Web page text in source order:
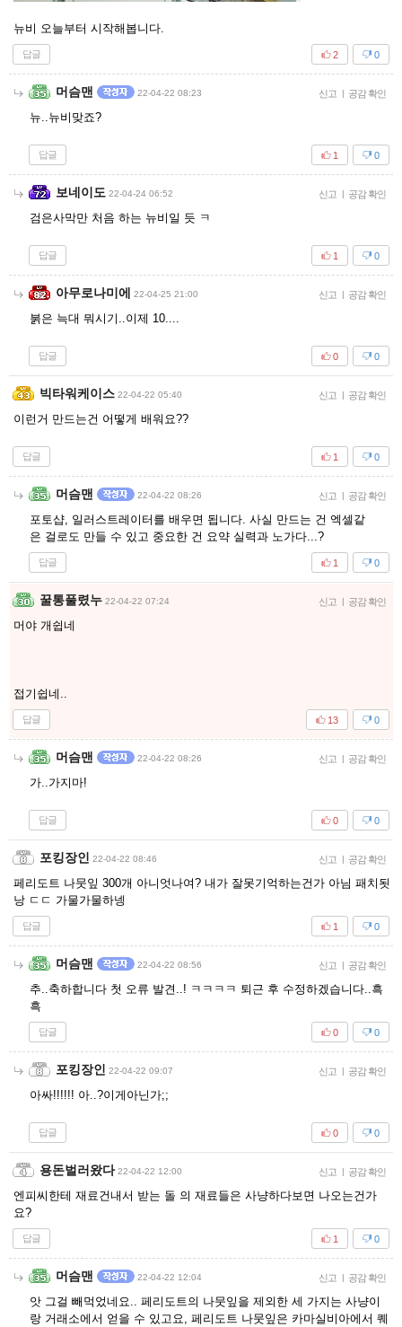
뉴비 오늘부터 시작해봅니다.
답글 0
2
머슴맨 22-04-22 08:23 신고 공감 확인
뉴..뉴비맞죠?
답글 0
1
보네이도 22-04-24 06:52 신고 공감 확인
검은사막만 처음 하는 뉴비일 듯 ㅋ
답글 0
1
아무로나미에 22-04-25 21:00 신고 공감 확인
붉은 늑대 뭐시기..이제 10....
답글 0
0
빅타워케이스 22-04-22 05:40 신고 공감 확인
이런거 만드는건 어떻게 배워요??
답글 0
1
머슴맨 22-04-22 08:26 신고 공감 확인
포토샵, 일러스트레이터를 배우면 됩니다. 사실 만드는 건 엑셀같
은 걸로도 만들 수 있고 중요한 건 요약 실력과 노가다...?
답글 0
1
꿀통풀렸누 22-04-22 07:24 신고 공감 확인
머야 개쉽네
접기쉽네..
답글 0
13
머슴맨 22-04-22 08:26 신고 공감 확인
가..가지마!
답글 0
0
포킹장인 22-04-22 08:46 신고 공감 확인
페리도트 나뭇잎 300개 아니엇나여? 내가 잘못기억하는건가 아님 패치됫
낭 ㄷㄷ 가물가물하넹
답글 0
1
머슴맨 22-04-22 08:56 신고 공감 확인
추..축하합니다 첫 오류 발견..! ㅋㅋㅋㅋ 퇴근 후 수정하겠습니다..흑
흑
답글 0
0
포킹장인 22-04-22 09:07 신고 공감 확인
아싸!!!!!! 아..?이게아닌가;;
답글 0
0
용돈벌러왔다 22-04-22 12:00 신고 공감 확인
엔피씨한테 재료건내서 받는 돌 의 재료들은 사냥하다보면 나오는건가
요?
답글 0
1
머슴맨 22-04-22 12:04 신고 공감 확인
앗 그걸 빼먹었네요.. 페리도트의 나뭇잎을 제외한 세 가지는 사냥이
랑 거래소에서 얻을 수 있고요, 페리도트 나뭇잎은 카마실비아에서 퀘